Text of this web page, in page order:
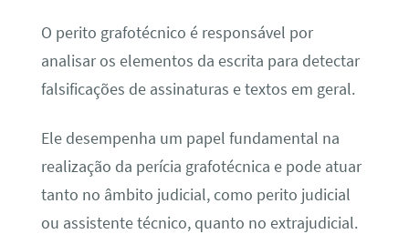
O perito grafotécnico é responsável por
analisar os elementos da escrita para detectar
falsificações de assinaturas e textos em geral.
Ele desempenha um papel fundamental na
realização da perícia grafotécnica e pode atuar
tanto no âmbito judicial, como perito judicial
ou assistente técnico, quanto no extrajudicial.